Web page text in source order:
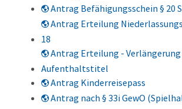
Antrag Befähigungsschein § 20
Antrag Erteilung
18
Antrag Erteilung - Verlängerung
Aufenthaltstitel
Antrag Kinderreisepass
Antrag nach § 33i GewO